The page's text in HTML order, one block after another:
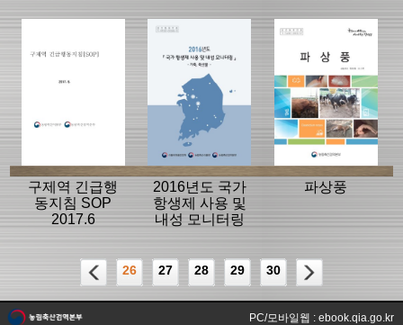
계의 역학조사
및 예찰
구제역 긴급행
동지침 SOP
2017.6
2016년도 국가
항생제 사용 및
내성 모니터링
파상풍
26 27 28 29 30
PC/모바일웹 : ebook.qia.go.kr